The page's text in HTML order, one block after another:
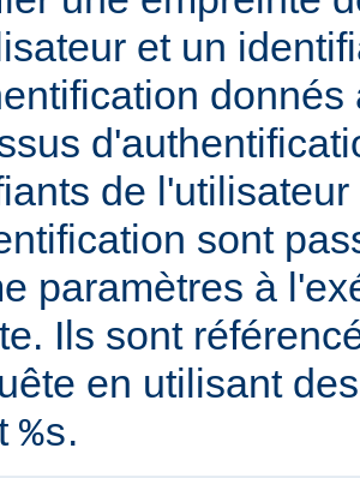
et un
donnés
de l'utilisateur
sont
paramètres à
Ils sont
en utilisant
%s.